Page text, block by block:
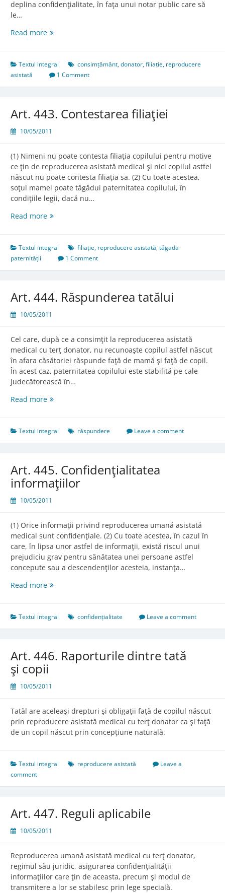
deplina confidenţialitate, în faţa unui notar public care să
le…
Read moreArt.
Textul integral consimțământ,donator,filiație, reproducere
asistată
1 Comment
Art. 443. Contestarea filiaţiei
10/05/2011
(1) Nimeni nu poate contesta filiaţia copilului pentru motive
ce ţin de reproducerea asistată medical şi nici copilul astfel
născut nu poate contesta filiaţia sa. (2) Cu toate acestea,
soţul mamei poate tăgădui paternitatea copilului, în
condiţiile legii, dacă nu…
Read moreArt.
filiaţiei
Textul integral filiație, reproducere asistată,tăgada
paternității
1 Comment
Art. 444. Răspunderea tatălui
10/05/2011
Cel care, după ce a consimţit la reproducerea asistată
medical cu terţ donator, nu recunoaşte copilul astfel născut
în afara căsătoriei răspunde faţă de mamă şi faţă de copil.
În acest caz, paternitatea copilului este stabilită pe cale
judecătorească în…
Read moreArt.
tatălui
Textul integral răspundere Leave a comment
Art. 445. Confidenţialitatea
informaţiilor
10/05/2011
(1) Orice informaţii privind reproducerea umană asistată
medical sunt confidenţiale. (2) Cu toate acestea, în cazul în
care, în lipsa unor astfel de informaţii, există riscul unui
prejudiciu grav pentru sănătatea unei persoane astfel
concepute sau a descendenţilor acesteia, instanţa…
Read moreArt.
informaţiilor
Textul integral confidențialitate Leave a comment
Art. 446. Raporturile dintre tată
şi copii
10/05/2011
Tatăl are aceleaşi drepturi şi obligaţii faţă de copilul născut
prin reproducere asistată medical cu terţ donator ca şi faţă
de un copil născut prin concepţiune naturală.
Textul integral reproducere asistată
Leave a
comment
Art. 447. Reguli aplicabile
10/05/2011
Reproducerea umană asistată medical cu terţ donator,
regimul său juridic, asigurarea confidenţialităţii
informaţiilor care ţin de aceasta, precum şi modul de
transmitere a lor se stabilesc prin lege specială.